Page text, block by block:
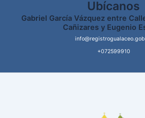
Ubícanos
Gabriel García Vázquez entre
Cañizares y Eugenio
+072599910